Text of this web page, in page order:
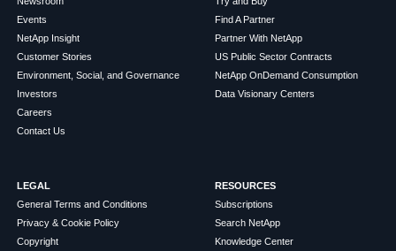
Events
NetApp Insight
Customer Stories
Environment, Social, and Governance
Investors
Careers
Contact Us
Find A Partner
Partner With NetApp
US Public Sector Contracts
NetApp OnDemand Consumption
Data Visionary Centers
LEGAL
General Terms and Conditions
Privacy & Cookie Policy
Copyright
RESOURCES
Subscriptions
Search NetApp
Knowledge Center